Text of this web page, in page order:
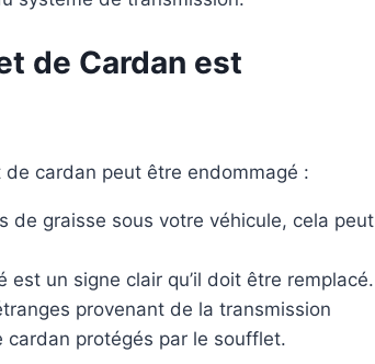
de Cardan est
cardan peut être endommagé :
de graisse sous votre véhicule, cela peut
un signe clair qu’il doit être remplacé.
provenant de la transmission
protégés par le soufflet.